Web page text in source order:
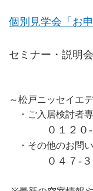
個別見学会「お
セミナー・説明
～松戸ニッセイエ
・ご入居検討者
０１２０
・その他のお問
０４７-